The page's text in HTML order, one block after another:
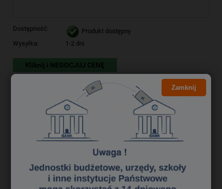
Dostępność:
Produkt dostępny
Wysyłka:
1-2 dni
Kliknij i NEGOCJUJ CENĘ
6,51 zł
do koszyka
NC Koperty
zapytaj o produkt
Zamknij